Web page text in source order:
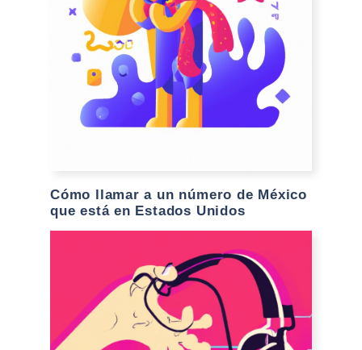
Cómo llamar a un número de México
que está en Estados Unidos